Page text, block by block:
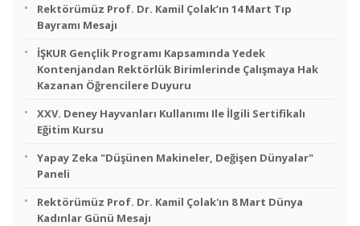
Rektörümüz Prof. Dr. Kamil Çolak’ın 14 Mart Tıp
Bayramı Mesajı
İŞKUR Gençlik Programı Kapsamında Yedek
Kontenjandan Rektörlük Birimlerinde Çalışmaya Hak
Kazanan Öğrencilere Duyuru
XXV. Deney Hayvanları Kullanımı Ile İlgili Sertifikalı
Eğitim Kursu
Yapay Zeka "Düşünen Makineler, Değişen Dünyalar"
Paneli
Rektörümüz Prof. Dr. Kamil Çolak'ın 8 Mart Dünya
Kadınlar Günü Mesajı